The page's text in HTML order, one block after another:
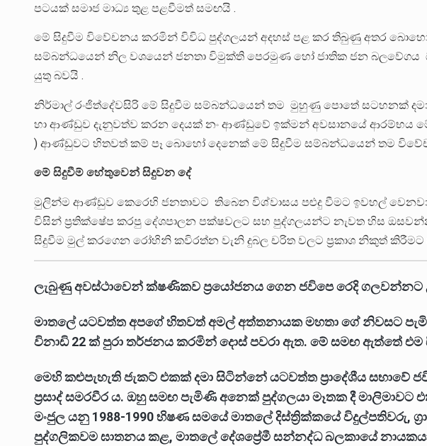
පටයක් සමාජ මාධ්‍ය තුළ පළවීමත් සමඟයි .
මේ සිදුවීම විවේචනය කරමින් විවිධ පුද්ගලයන් අදහස් පළ කර තිබුණු අතර බොහෝ
සම්බන්ධයෙන් නිල වශයෙන් ජනතා විමුක්ති පෙරමුණ හෝ ජාතික ජන බලවේගය
යුතු බවයි .
නිර්මාල් රංජිත්දේවසිරි මේ සිදුවීම සම්බන්ධයෙන් තම මුහුණු පොතේ සටහනක්
හා ආණ්ඩුව දැනුවත්ව කරන දෙයක් නං ආණ්ඩුවේ ඉක්මන් අවසානයේ ආරම්භය
) ආණ්ඩුවට හිතවත් කම් පෑ බොහෝ දෙනෙක් මේ සිදුවීම සම්බන්ධයෙන් තම
මේ සිදුවීම් හේතුවෙන් සිදුවන දේ
මුලින්ම ආණ්ඩුව කෙරෙහි ජනතාවට තිබෙන විශ්වාසය පළුදු වීමට ඉවහල්
විසින් ප්‍රතික්ෂේප කරපු දේශපාලන පක්ෂවලට සහ පුද්ගලයන්ට නැවත හිස
සිදුවීම මුල් කරගෙන රෝහිනි කවිරත්න වැනි දුබල චරිත වලට ප්‍රකාශ නිකුත් කිරීමට
ලැබුණු අවස්ථාවෙන් ක්ෂණිකව ප්‍රයෝජනය ගෙන ජවිපෙ රෙදි
මාතලේ යටවත්ත අපගේ හිතවත් අමල් අත්තනායක මහතා ගේ නිවසට
විනාඩි 22 ක් පුරා තර්ජනය කරමින් දොස් පවරා ඇත. මේ සමඟ ඇත්තේ
මෙහි කළුපැහැති ජැකට් එකක් දමා සිටින්නේ යටවත්ත ප්‍රාදේශීය සභාවේ
ප්‍රසාද් සමරවීර ය. ඔහු සමඟ පැමිණි ‍අනෙක් පුද්ගලයා මෑතක දී
මංජුල යනු 1988-1990 භිෂණ සමයේ මාතලේ දිස්ත්‍රික්කයේ විදුල්පතිවරු,
පුද්ගලිකවම ඝාතනය කළ, මාතලේ දේශප්‍රේමී සන්නද්ධ බලකායේ